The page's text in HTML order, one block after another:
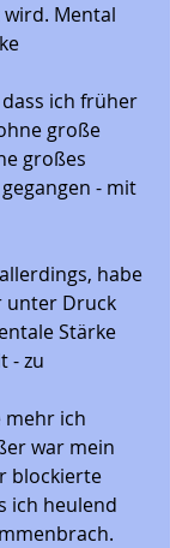
Mental
ich früher
große
großes
- mit
habe
unter Druck
Stärke
- zu
mehr ich
war mein
blockierte
ich heulend